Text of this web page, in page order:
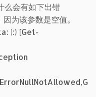
会有如下出错
为该参数是空值。
(:) [Get-